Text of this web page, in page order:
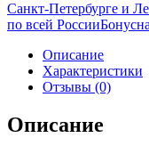
Санкт-Петербурге и
по всей России
Описание
Характеристики
Отзывы (0)
Описание